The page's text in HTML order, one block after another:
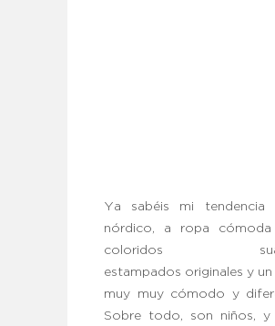
Ya sabéis mi tendencia
nórdico, a ropa cómoda
coloridos
estampados originales y
muy muy cómodo y
Sobre todo, son niños, y